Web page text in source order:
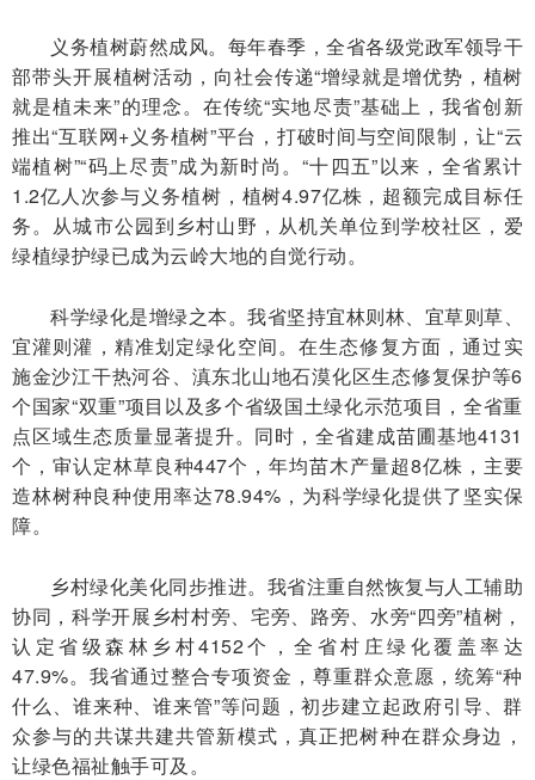
义务植树蔚然成风。每年春季，全省各级党政军领导干
部带头开展植树活动，向社会传递“增绿就是增优势，植树
就是植未来”的理念。在传统“实地尽责”基础上，我省创新
推出“互联网+义务植树”平台，打破时间与空间限制，让“云
端植树”“码上尽责”成为新时尚。“十四五”以来，全省累计
1.2亿人次参与义务植树，植树4.97亿株，超额完成目标任
务。从城市公园到乡村山野，从机关单位到学校社区，爱
绿植绿护绿已成为云岭大地的自觉行动。
科学绿化是增绿之本。我省坚持宜林则林、宜草则草、
宜灌则灌，精准划定绿化空间。在生态修复方面，通过实
施金沙江干热河谷、滇东北山地石漠化区生态修复保护等6
个国家“双重”项目以及多个省级国土绿化示范项目，全省重
点区域生态质量显著提升。同时，全省建成苗圃基地4131
个，审认定林草良种447个，年均苗木产量超8亿株，主要
造林树种良种使用率达78.94%，为科学绿化提供了坚实保
障。
乡村绿化美化同步推进。我省注重自然恢复与人工辅助
协同，科学开展乡村村旁、宅旁、路旁、水旁“四旁”植树，
认定省级森林乡村4152个，全省村庄绿化覆盖率达
47.9%。我省通过整合专项资金，尊重群众意愿，统筹“种
什么、谁来种、谁来管”等问题，初步建立起政府引导、群
众参与的共谋共建共管新模式，真正把树种在群众身边，
让绿色福祉触手可及。